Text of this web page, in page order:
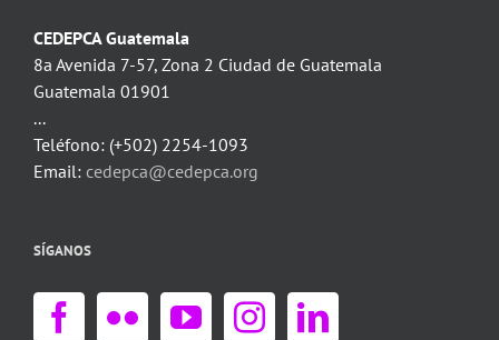
CEDEPCA Guatemala
8a Avenida 7-57, Zona 2 Ciudad de Guatemala
Guatemala 01901
...
Teléfono: (+502) 2254-1093
Email: cedepca@cedepca.org
SÍGANOS